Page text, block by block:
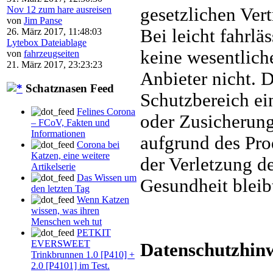
Nov 12 zum hare ausreisen
von Jim Panse
26. März 2017, 11:48:03
Lytebox Dateiablage
von fahrzeugseiten
21. März 2017, 23:23:23
Schatznasen Feed
Felines Corona
– FCoV, Fakten und
Informationen
Corona bei
Katzen, eine weitere
Artikelserie
Das Wissen um
den letzten Tag
Wenn Katzen
wissen, was ihren
Menschen weh tut
PETKIT
EVERSWEET
Trinkbrunnen 1.0 [P410] +
2.0 [P4101] im Test.
gesetzlichen
Bei leicht
keine
Anbieter nicht.
Schutzbereich
oder
aufgrund des
der Verletzung
Gesundheit